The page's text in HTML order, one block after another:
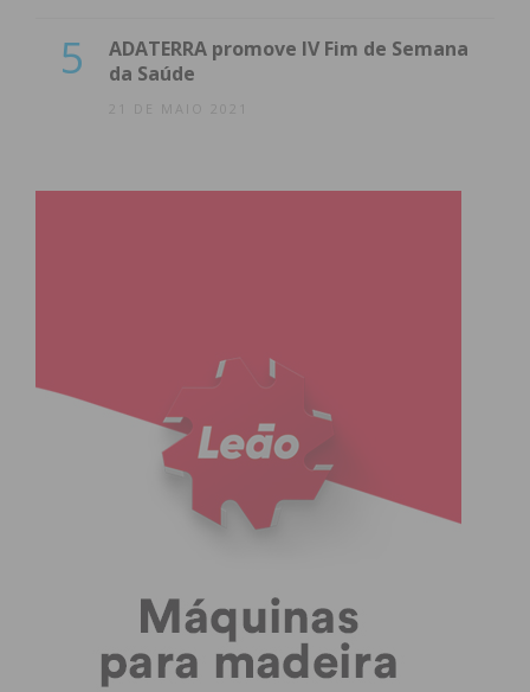
5
ADATERRA promove IV Fim de Semana
da Saúde
21 DE MAIO 2021